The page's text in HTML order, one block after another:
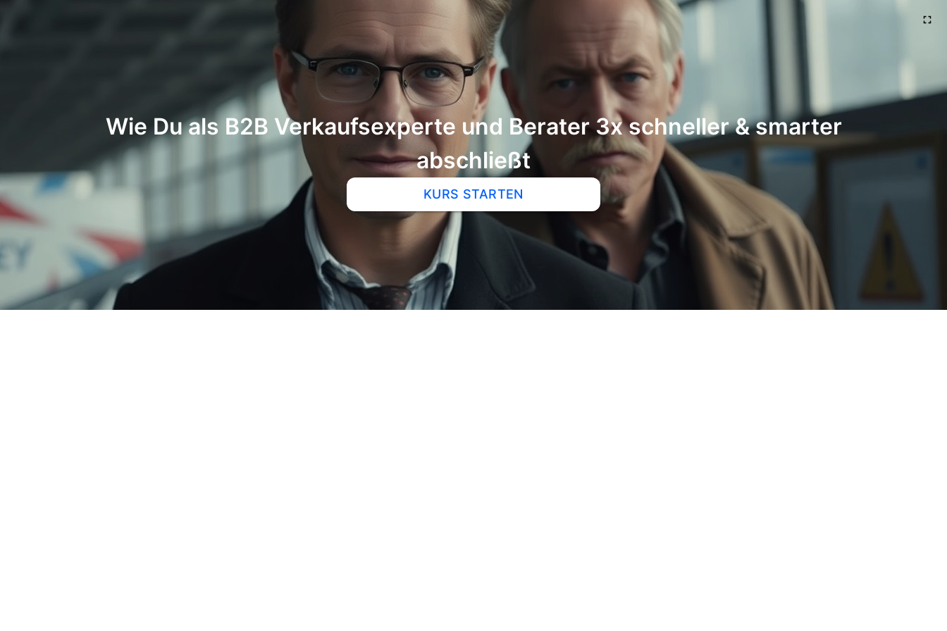
Wie Du als B2B Verkaufsexperte und Berater 3x schneller & smarter
abschließt
KURS STARTEN